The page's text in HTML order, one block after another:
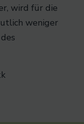
wird für die
weniger